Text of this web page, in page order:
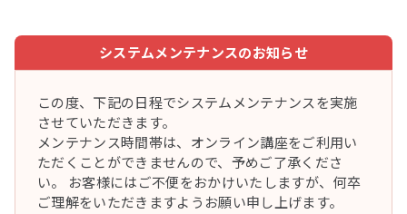
システムメンテナンスのお知らせ
この度、下記の日程でシステムメンテナンスを実施
させていただきます。
メンテナンス時間帯は、オンライン講座をご利用い
ただくことができませんので、予めご了承くださ
い。 お客様にはご不便をおかけいたしますが、何卒
ご理解をいただきますようお願い申し上げます。